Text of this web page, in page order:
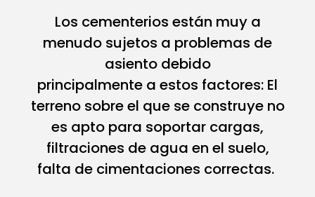
Los cementerios están muy a
menudo sujetos a problemas de
asiento debido
principalmente a estos factores: El
terreno sobre el que se construye no
es apto para soportar cargas,
filtraciones de agua en el suelo,
falta de cimentaciones correctas.